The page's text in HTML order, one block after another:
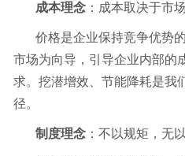
成本理念：成本取决于市
价格是企业保持竞争优势
市场为向导，引导企业内部的
求。挖潜增效、节能降耗是我
径。
制度理念：不以规矩，无